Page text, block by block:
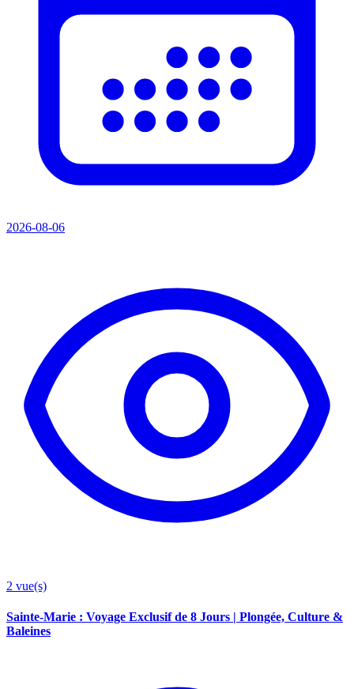
2026-08-06
2 vue(s)
Sainte-Marie : Voyage Exclusif de 8 Jours | Plongée, Culture &
Baleines